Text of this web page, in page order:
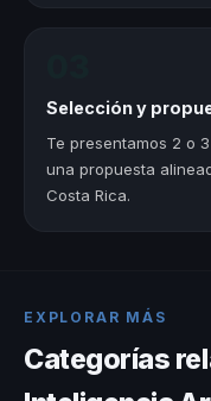
Selección y
Te presentamos 2 o
una propuesta
Costa Rica.
EXPLORAR MÁS
Categorías